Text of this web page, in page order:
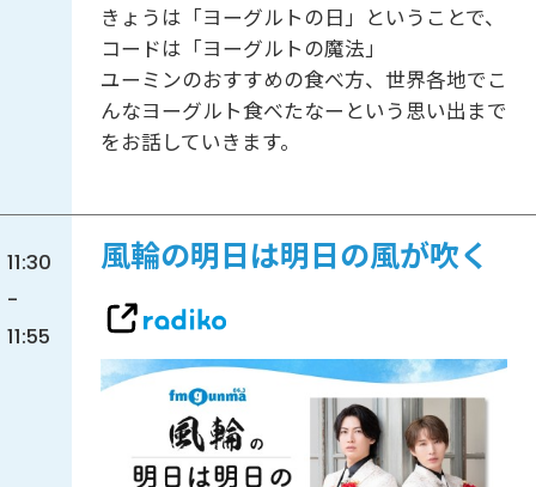
きょうは「ヨーグルトの日」ということで、
コードは「ヨーグルトの魔法」
ユーミンのおすすめの食べ方、世界各地でこ
んなヨーグルト食べたなーという思い出まで
をお話していきます。
11:30
-
11:55
風輪の明日は明日の風が吹く